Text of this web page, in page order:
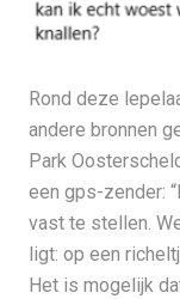
Rond deze
andere bronnen
Park
een gps-zender:
vast te stellen.
ligt: op een
Het is mogelijk